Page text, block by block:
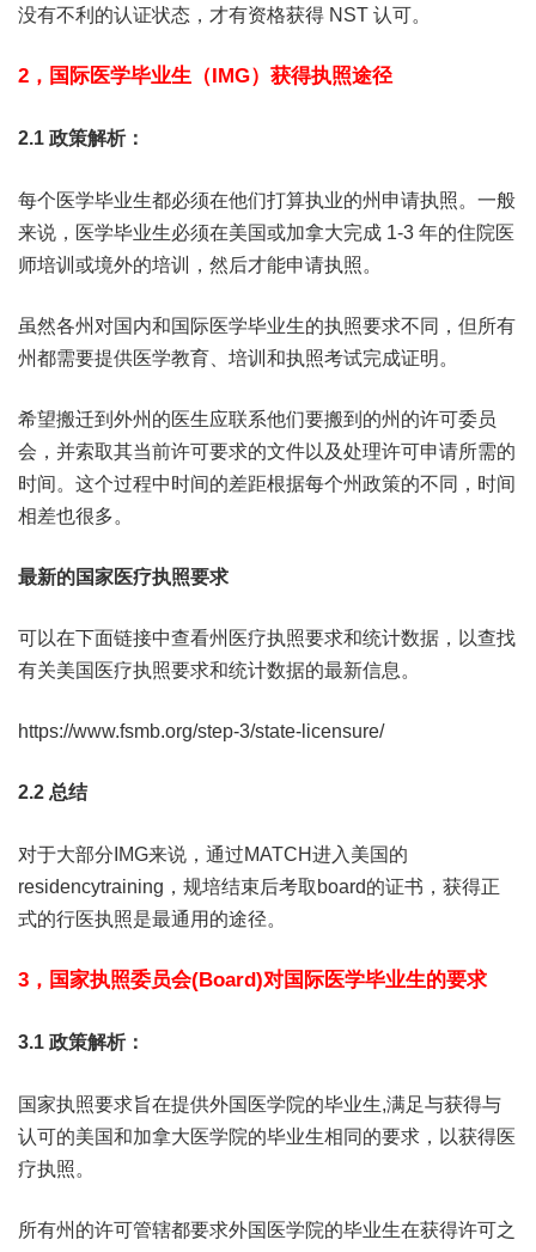
没有不利的认证状态，才有资格获得 NST 认可。
2，国际医学毕业生（IMG）获得执照途径
2.1 政策解析：
每个医学毕业生都必须在他们打算执业的州申请执照。一般
来说，医学毕业生必须在美国或加拿大完成 1-3 年的住院医
师培训或境外的培训，然后才能申请执照。
虽然各州对国内和国际医学毕业生的执照要求不同，但所有
州都需要提供医学教育、培训和执照考试完成证明。
希望搬迁到外州的医生应联系他们要搬到的州的许可委员
会，并索取其当前许可要求的文件以及处理许可申请所需的
时间。这个过程中时间的差距根据每个州政策的不同，时间
相差也很多。
最新的国家医疗执照要求
可以在下面链接中查看州医疗执照要求和统计数据，以查找
有关美国医疗执照要求和统计数据的最新信息。
https://www.fsmb.org/step-3/state-licensure/
2.2 总结
对于大部分IMG来说，通过MATCH进入美国的
residencytraining，规培结束后考取board的证书，获得正
式的行医执照是最通用的途径。
3，国家执照委员会(Board)对国际医学毕业生的要求
3.1 政策解析：
国家执照要求旨在提供外国医学院的毕业生,满足与获得与
认可的美国和加拿大医学院的毕业生相同的要求，以获得医
疗执照。
所有州的许可管辖都要求外国医学院的毕业生在获得许可之